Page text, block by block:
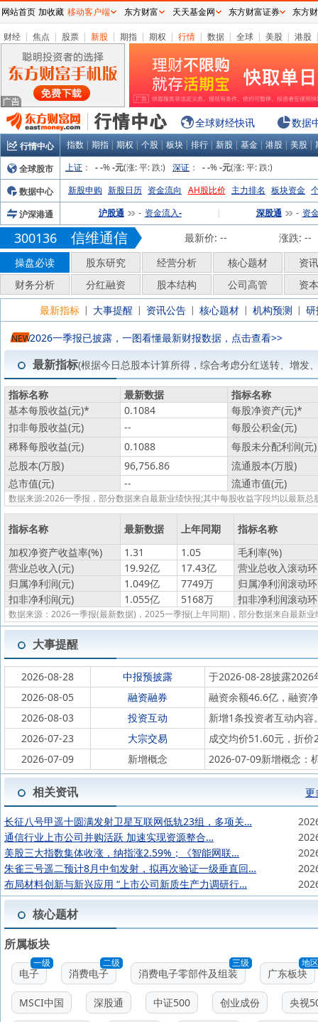
财经 | 焦点 | 股票 | 新股 | 期指 | 期权 | 行情 | 数据 | 全球 | 美股 | 港股
全球财经快讯 数据
行情中心 指数 | 期指 | 期权 | 个股 | 板块 | 排行 | 新股 | 基金 | 港股 | 美股 |
全球股市
上证 ： - -% -元(涨:平:跌:) 深证 ： - -% -元(涨:平:跌:)
数据中心
新股申购 新股日历 资金流向 AH股比价 主力排名 板块资金
沪深港通
沪股通 - 资金流入- | 深股通 - 资
300136 信维通信 最新价: -- 涨跌: --
操盘必读
股东研究 经营分析 核心题材
资
财务分析
分红融资 股本结构 公司高管
资
最新指标 | 大事提醒 | 资讯公告 | 核心题材 | 机构预测 |
NEW2026一季报已披露，一图看懂最新财报数据，点击查看>>
最新指标(根据今日总股本计算所得，综合考虑分红送转、增发
指标名称 最新数据
指标名称
基本每股收益(元)* 0.1084 每股净资产(元)*
扣非每股收益(元)
--
每股公积金(元)
稀释每股收益(元)
0.1088
每股未分配利润(元)
总股本(万股)
96,756.86
流通股本(万股)
总市值(元)
-- 流通市值(元)
数据来源:2026一季报，部分数据来自最新业绩快报;其中每股收益字段均以最新
指标名称 最新数据 上年同期
指标名称
加权净资产收益率(%)
1.31 1.05
毛利率(%)
营业总收入(元)
19.92亿 17.43亿
营业总收入滚动
归属净利润(元)
1.049亿 7749万
归属净利润滚动
扣非净利润(元)
1.055亿 5168万 扣非净利润滚动
数据来源：2026一季报(最新数据)，2025一季报(上年同期)，部分数据来自最新业
大事提醒
2026-08-28 中报预披露
于2026-08-28披露2026
2026-08-05
融资融券
融资余额46.6亿，融资
2026-08-03
投资互动
新增1条投资者互动内容
2026-07-23
大宗交易
成交均价51.60元，折
2026-07-09
新增概念 2026-07-09新增概念：
相关资讯 更
长征八号甲遥十圆满发射卫星互联网低轨23组，多项关…
通信行业上市公司并购活跃 加速实现资源整合…
美股三大指数集体收涨，纳指涨2.59%；《智能网联…
朱雀三号遥二预计8月中旬发射，拟再次验证一级垂直回…
布局材料创新与新兴应用 “上市公司新质生产力调研行…
核心题材
所属板块
一级
电子
二级
消费电子
三级
消费电子零部件及组装
地区
广东板块
MSCI中国 深股通 中证500 创业成份 央视
网站首页 加收藏 移动客户端 东方财富 天天基金网 东方财富证券 东方